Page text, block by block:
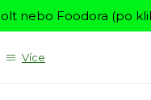
nebo Foodora (po
Více